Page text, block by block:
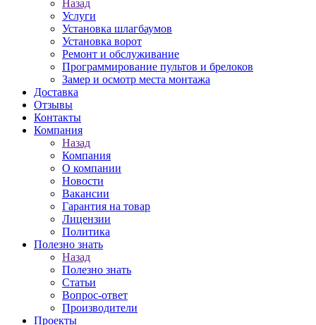
Назад
Услуги
Установка шлагбаумов
Установка ворот
Ремонт и обслуживание
Программирование пультов и брелоков
Замер и осмотр места монтажа
Доставка
Отзывы
Контакты
Компания
Назад
Компания
О компании
Новости
Вакансии
Гарантия на товар
Лицензии
Политика
Полезно знать
Назад
Полезно знать
Статьи
Вопрос-ответ
Производители
Проекты